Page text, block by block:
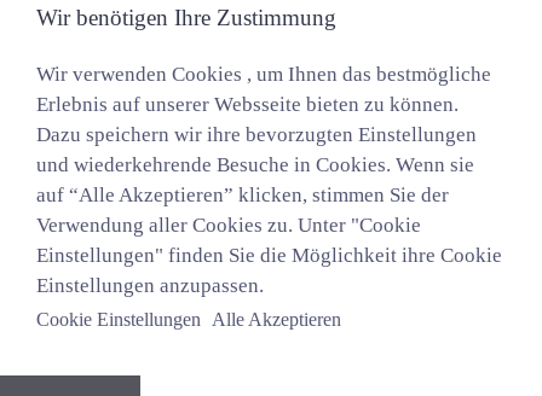
Wir benötigen Ihre Zustimmung
Wir verwenden Cookies , um Ihnen das bestmögliche
Erlebnis auf unserer Websseite bieten zu können.
Dazu speichern wir ihre bevorzugten Einstellungen
und wiederkehrende Besuche in Cookies. Wenn sie
auf “Alle Akzeptieren” klicken, stimmen Sie der
Verwendung aller Cookies zu. Unter "Cookie
Einstellungen" finden Sie die Möglichkeit ihre Cookie
Einstellungen anzupassen.
Cookie Einstellungen Alle Akzeptieren